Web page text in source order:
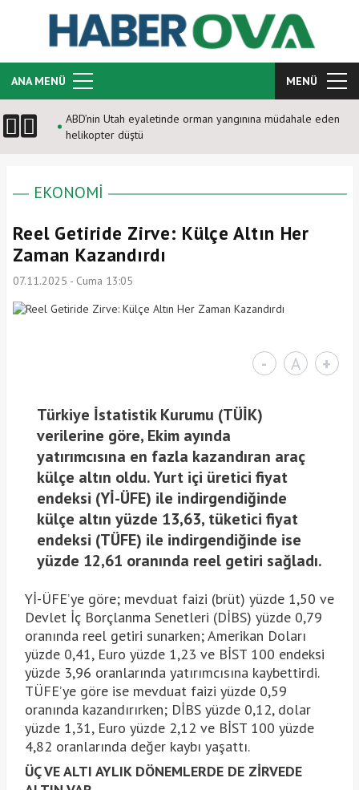
ANA MENÜ MENÜ
ABD’nin Utah eyaletinde orman yangınına müdahale eden
helikopter düştü
EKONOMİ
Reel Getiride Zirve: Külçe Altın Her
Zaman Kazandırdı
07.11.2025 - Cuma 13:05
- A +
Türkiye İstatistik Kurumu (TÜİK)
verilerine göre, Ekim ayında
yatırımcısına en fazla kazandıran araç
külçe altın oldu. Yurt içi üretici fiyat
endeksi (Yİ-ÜFE) ile indirgendiğinde
külçe altın yüzde 13,63, tüketici fiyat
endeksi (TÜFE) ile indirgendiğinde ise
yüzde 12,61 oranında reel getiri sağladı.
Yİ-ÜFE’ye göre; mevduat faizi (brüt) yüzde 1,50 ve
Devlet İç Borçlanma Senetleri (DİBS) yüzde 0,79
oranında reel getiri sunarken; Amerikan Doları
yüzde 0,41, Euro yüzde 1,23 ve BİST 100 endeksi
yüzde 3,96 oranlarında yatırımcısına kaybettirdi.
TÜFE’ye göre ise mevduat faizi yüzde 0,59
oranında kazandırırken; DİBS yüzde 0,12, dolar
yüzde 1,31, Euro yüzde 2,12 ve BİST 100 yüzde
4,82 oranlarında değer kaybı yaşattı.
ÜÇ VE ALTI AYLIK DÖNEMLERDE DE ZİRVEDE